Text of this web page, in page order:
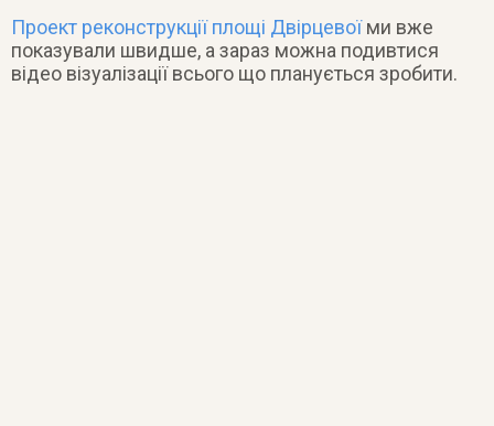
Проект реконструкції площі Двірцевоїми вже
показували швидше, а зараз можна подивтися
відео візуалізації всього що планується зробити.